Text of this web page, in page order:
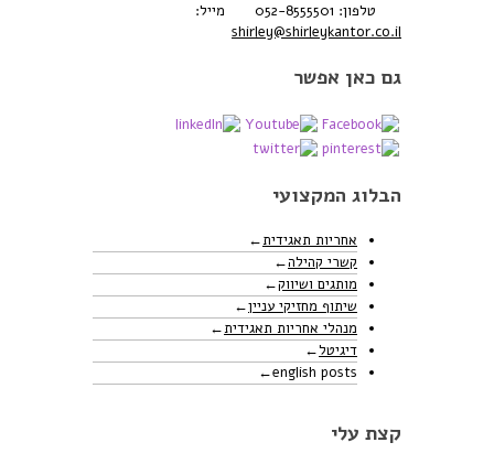
טלפון: 052-8555501
מייל:
shirley@shirleykantor.co.il
גם כאן אפשר
הבלוג המקצועי
אחריות תאגידית
קשרי קהילה
מותגים ושיווק
שיתוף מחזיקי עניין
מנהלי אחריות תאגידית
דיגיטל
english posts
קצת עלי